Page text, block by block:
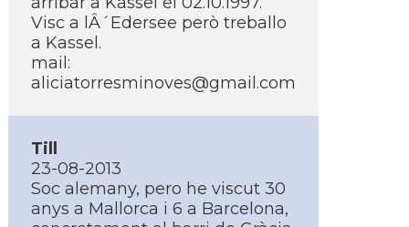
Visc a lÂ´Edersee però treballo
a Kassel.
mail:
aliciatorresminoves@gmail.com
Till
23-08-2013
Soc alemany, pero he viscut 30
anys a Mallorca i 6 a Barcelona,